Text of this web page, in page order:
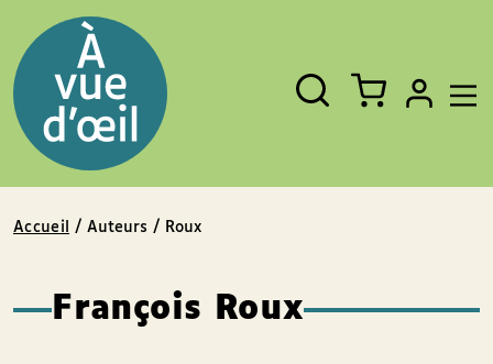
Fermer
Rechercher
un
livre,
un
auteur,
un
EAN
Accueil / Auteurs / Roux
François Roux